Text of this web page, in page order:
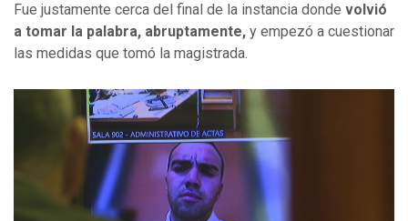
Fue justamente cerca del final de la instancia donde volvió
a tomar la palabra, abruptamente, y empezó a cuestionar
las medidas que tomó la magistrada.